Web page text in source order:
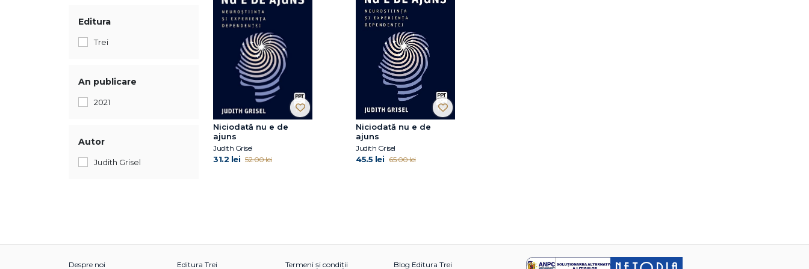
Editura
Trei
An publicare
2021
Autor
Judith Grisel
Niciodată nu e de
ajuns
Judith Grisel
31.2 lei 52.00 lei
Niciodată nu e de
ajuns
Judith Grisel
45.5 lei 65.00 lei
Despre noi Editura Trei Termeni și condiții Blog Editura Trei